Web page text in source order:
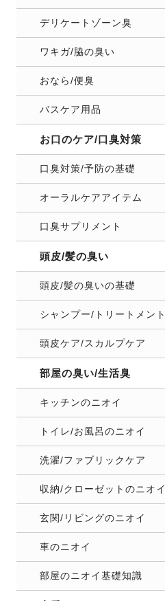
デリケートゾーン臭
ワキガ/脇の臭い
おなら/便臭
バスケア用品
お口のケア/口臭対策
口臭対策/予防の基礎
オーラルケアアイテム
口臭サプリメント
頭皮/髪の臭い
頭皮/髪の臭いの基礎
シャンプー/トリートメント
頭皮ケア/スカルプケア
部屋の臭い/生活臭
キッチンのニオイ
トイレ/お風呂のニオイ
洗濯/ファブリックケア
収納/クローゼットのニオイ
玄関/リビングのニオイ
車のニオイ
部屋のニオイ基礎知識